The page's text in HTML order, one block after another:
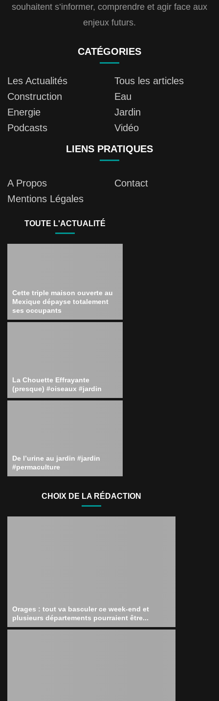
souhaitent s’informer, comprendre et agir face aux
enjeux futurs.
CATÉGORIES
Les Actualités
Tous les articles
Construction
Eau
Energie
Jardin
Podcasts
Vidéo
LIENS PRATIQUES
A Propos
Contact
Mentions Légales
TOUTE L'ACTUALITÉ
Cette triple maison ouverte au
Mexique dépayse totalement
ses occupants
La Chouette Effrayante
(presque) #oiseaux #jardin
De l’urine au jardin #jardin
#permaculture
CHOIX DE LA RÉDACTION
Orages : tout va basculer ce week-end et
plusieurs départements pourraient être...